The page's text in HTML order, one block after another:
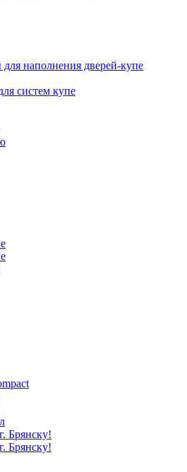
наполнения дверей-купе
систем купе
Брянску!
Брянску!